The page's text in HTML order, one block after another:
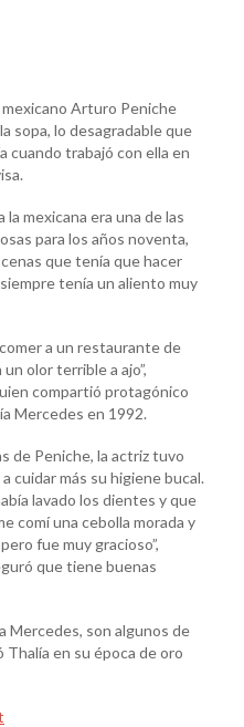
Arturo Peniche
sopa, lo desagradable que
cuando trabajó con ella en
mexicana era una de las
para los años noventa,
que tenía que hacer
tenía un aliento muy
a un restaurante de
olor terrible a ajo”,
compartió protagónico
Mercedes en 1992.
de Peniche, la actriz tuvo
cuidar más su higiene bucal.
lavado los dientes y que
comí una cebolla morada y
fue muy gracioso”,
que tiene buenas
Mercedes, son algunos de
en su época de oro